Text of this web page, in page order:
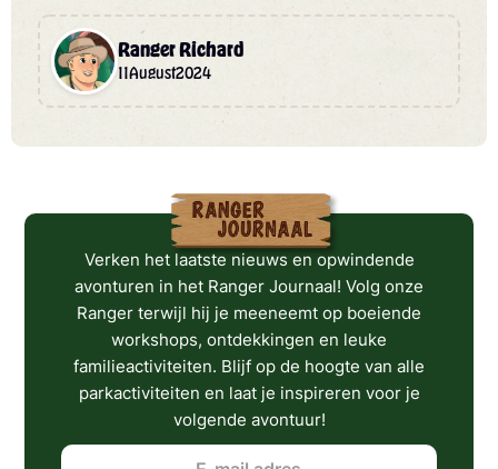
Ranger Richard
11August2024
Verken het laatste nieuws en opwindende
avonturen in het Ranger Journaal! Volg onze
Ranger terwijl hij je meeneemt op boeiende
workshops, ontdekkingen en leuke
familieactiviteiten. Blijf op de hoogte van alle
parkactiviteiten en laat je inspireren voor je
volgende avontuur!